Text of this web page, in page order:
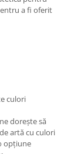
a fi oferit
culori
dorește să
artă cu culori
opțiune